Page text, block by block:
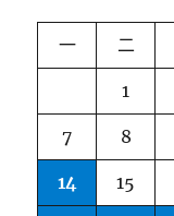
一 二
1
7 8
14 15